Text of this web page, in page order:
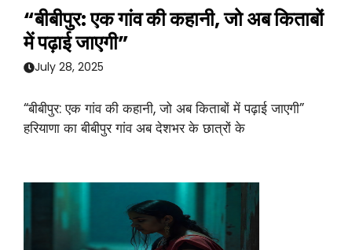
“बीबीपुर: एक गांव की कहानी, जो अब किताबों
में पढ़ाई जाएगी”
July 28, 2025
“बीबीपुर: एक गांव की कहानी, जो अब किताबों में पढ़ाई जाएगी”
हरियाणा का बीबीपुर गांव अब देशभर के छात्रों के